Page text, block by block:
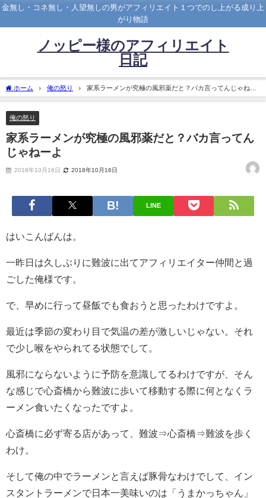
金無し・コネ無し・人望無しの男がアフィリエイト１つでのし上がる成り上
がり物語
ノッピー様のアフィリエイト
日記
ホーム 俺の怒り
家系ラーメンが究極の風邪薬だと？バカ言ってんじゃねー
よ
俺の怒り
家系ラーメンが究極の風邪薬だと？バカ言ってん
じゃねーよ
2018年10月16日 2018年10月16日
LINE
はいこんばんは。
一昨日は久しぶりに難波に出てアフィリエイター仲間と過
ごした俺様です。
で、早めに行って昼飯でも食おうと思ったわけですよ。
最近は季節の変わり目で気温の差が激しいじゃない。それ
で少し喉をやられてる状態でして。
風邪にならないように予防を意識してるわけですが、そん
な感じで心斎橋から難波に歩いて移動する際に何となくラ
ーメン食いたくなったですよ。
心斎橋に必ず寄る店があって、難波⇒心斎橋⇒難波を歩く
わけ。
そして俺の中でラーメンと言えば豚骨なわけでして、イン
スタントラーメンで日本一美味いのは「うまかっちゃん」